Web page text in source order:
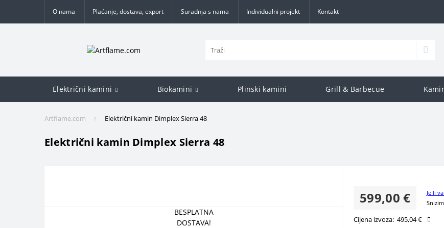
O nama Plaćanje, dostava, export Suradnja s nama Individualni projekt Kontakt
Električni kamini Biokamini Plinski kamini Grill & Barbecue
Artflame.com Električni kamin Dimplex Sierra 48
Električni kamin Dimplex Sierra 48
BESPLATNA
DOSTAVA!
599,00 €
Je li
Cijena izvoza: 495,04 €